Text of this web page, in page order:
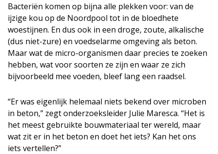
Bacteriën komen op bijna alle plekken voor: van de
ijzige kou op de Noordpool tot in de bloedhete
woestijnen. En dus ook in een droge, zoute, alkalische
(dus niet-zure) en voedselarme omgeving als beton.
Maar wat de micro-organismen daar precies te zoeken
hebben, wat voor soorten ze zijn en waar ze zich
bijvoorbeeld mee voeden, bleef lang een raadsel.
“Er was eigenlijk helemaal niets bekend over microben
in beton,” zegt onderzoeksleider Julie Maresca. “Het is
het meest gebruikte bouwmateriaal ter wereld, maar
wat zit er in het beton en doet het iets? Kan het ons
iets vertellen?”